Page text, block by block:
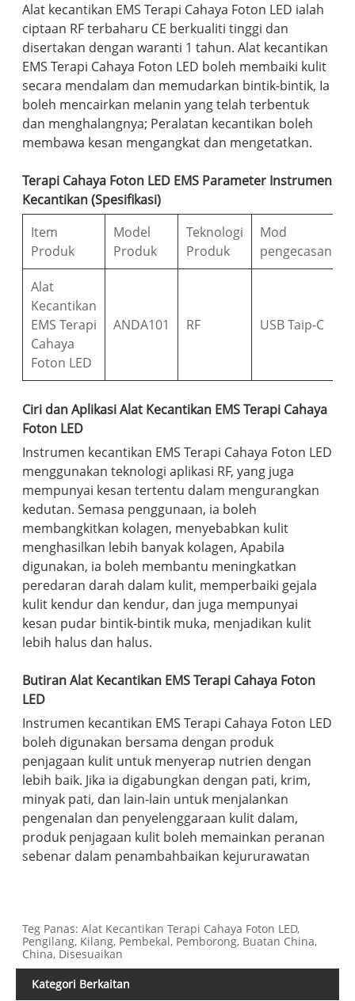
Alat kecantikan EMS Terapi Cahaya Foton LED ialah
ciptaan RF terbaharu CE berkualiti tinggi dan
disertakan dengan waranti 1 tahun. Alat kecantikan
EMS Terapi Cahaya Foton LED boleh membaiki kulit
secara mendalam dan memudarkan bintik-bintik, Ia
boleh mencairkan melanin yang telah terbentuk
dan menghalangnya; Peralatan kecantikan boleh
membawa kesan mengangkat dan mengetatkan.
Terapi Cahaya Foton LED EMS Parameter Instrumen
Kecantikan (Spesifikasi)
Item
Produk
Model
Produk
Teknologi
Produk
Mod
pengecasan
Alat
Kecantikan
EMS Terapi
Cahaya
Foton LED
ANDA101 RF USB Taip-C
Ciri dan Aplikasi Alat Kecantikan EMS Terapi Cahaya
Foton LED
Instrumen kecantikan EMS Terapi Cahaya Foton LED
menggunakan teknologi aplikasi RF, yang juga
mempunyai kesan tertentu dalam mengurangkan
kedutan. Semasa penggunaan, ia boleh
membangkitkan kolagen, menyebabkan kulit
menghasilkan lebih banyak kolagen, Apabila
digunakan, ia boleh membantu meningkatkan
peredaran darah dalam kulit, memperbaiki gejala
kulit kendur dan kendur, dan juga mempunyai
kesan pudar bintik-bintik muka, menjadikan kulit
lebih halus dan halus.
Butiran Alat Kecantikan EMS Terapi Cahaya Foton
LED
Instrumen kecantikan EMS Terapi Cahaya Foton LED
boleh digunakan bersama dengan produk
penjagaan kulit untuk menyerap nutrien dengan
lebih baik. Jika ia digabungkan dengan pati, krim,
minyak pati, dan lain-lain untuk menjalankan
pengenalan dan penyelenggaraan kulit dalam,
produk penjagaan kulit boleh memainkan peranan
sebenar dalam penambahbaikan kejururawatan
Teg Panas: Alat Kecantikan Terapi Cahaya Foton LED,
Pengilang, Kilang, Pembekal, Pemborong, Buatan China,
China, Disesuaikan
Kategori Berkaitan